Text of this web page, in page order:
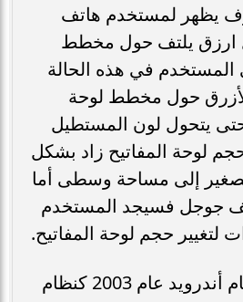
يظهر لمستخدم هاتف
يلتف حول مخطط
المستخدم في هذه الحالة
حول مخطط لوحة
يتحول لون المستطيل
لوحة المفاتيح زاد بشكل
إلى مساحة وسطى أما
جوجل فسيجد المستخدم
لتغيير حجم لوحة المفاتيح.
وبدأ العمل على نظام أندرويد عام 2003 كنظام